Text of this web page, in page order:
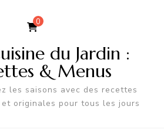
0
du Jardin :
& Menus
les saisons avec des recettes
et originales pour tous les jours